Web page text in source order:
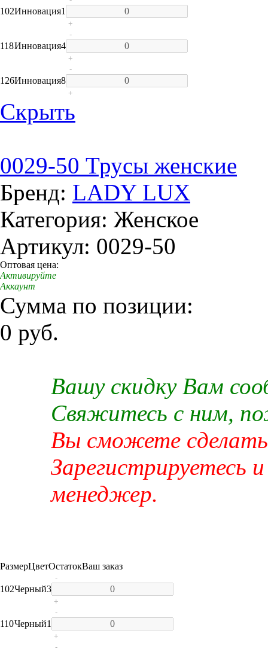
102Инновация1
+
118Инновация4
-
+
126Инновация8
-
+
Скрыть
0029-50 Трусы женские
Бренд: LADY LUX
Категория: Женское
Артикул: 0029-50
Оптовая цена:
Активируйте
Аккаунт
Сумма по позиции:
0 руб.
Вашу скидку Вам
Свяжитесь с ним,
Вы сможете сделать
Зарегистрируетесь
менеджер.
РазмерЦветОстатокВаш заказ
102Черный3
-
+
110Черный1
-
+
-